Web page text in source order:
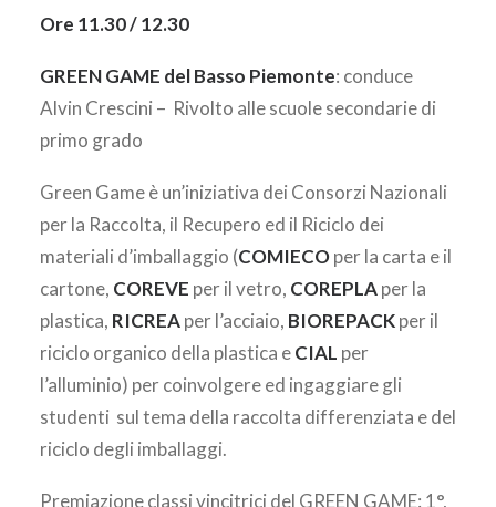
Ore 11.30 / 12.30
GREEN GAME del Basso Piemonte: conduce
Alvin Crescini – Rivolto alle scuole secondarie di
primo grado
Green Game è un’iniziativa dei Consorzi Nazionali
per la Raccolta, il Recupero ed il Riciclo dei
materiali d’imballaggio (COMIECOper la carta e il
cartone, COREVE per il vetro, COREPLAper la
plastica, RICREAper l’acciaio, BIOREPACKper il
riciclo organico della plastica eCIAL per
l’alluminio) per coinvolgere ed ingaggiare gli
studenti sul tema della raccolta differenziata e del
riciclo degli imballaggi.
Premiazione classi vincitrici del GREEN GAME: 1°,